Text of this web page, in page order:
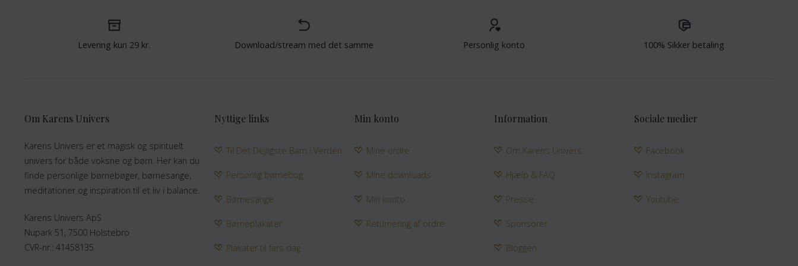
Levering kun 29 kr. Download/stream med det samme Personlig konto 100% Sikker betaling
Om Karens Univers
Karens Univers er et magisk og spirituelt
univers for både voksne og børn. Her kan du
finde personlige børnebøger, børnesange,
meditationer og inspiration til et liv i balance.
Karens Univers ApS
Nupark 51, 7500 Holstebro
CVR-nr.: 41458135
Nyttige links
Til Det Dejligste Barn i Verden
Personlig børnebog
Børnesange
Børneplakater
Plakater til fars dag
Min konto
Mine ordre
Mine downloads
Min konto
Returnering af ordre
Information
Om Karens Univers
Hjælp & FAQ
Presse
Sponsorer
Bloggen
Sociale medier
Facebook
Instagram
Youtube